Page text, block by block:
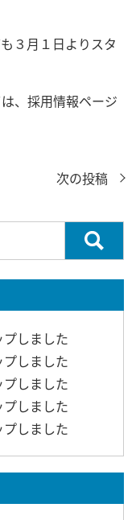
３月１日よりスタ
、採用情報ページ
次の投稿
しました
しました
しました
しました
しました